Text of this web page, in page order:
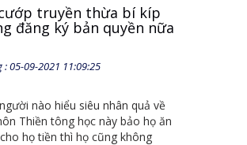
truyền thừa bí kíp
đăng ký bản quyền nữa
: 05-09-2021 11:09:25
nào hiểu siêu nhân quả về
Thiền tông học này bảo họ ăn
họ tiền thì họ cũng không